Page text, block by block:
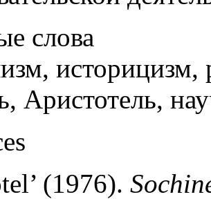
слова
историцизм,
Аристотель,
(1976).